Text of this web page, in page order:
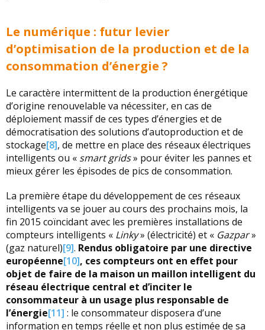
Le numérique : futur levier
d’optimisation de la production et de la
consommation d’énergie ?
Le caractère intermittent de la production énergétique
d’origine renouvelable va nécessiter, en cas de
déploiement massif de ces types d’énergies et de
démocratisation des solutions d’autoproduction et de
stockage[8], de mettre en place des réseaux électriques
intelligents ou « smart grids» pour éviter les pannes et
mieux gérer les épisodes de pics de consommation.
La première étape du développement de ces réseaux
intelligents va se jouer au cours des prochains mois, la
fin 2015 coïncidant avec les premières installations de
compteurs intelligents « Linky» (électricité) et « Gazpar»
(gaz naturel)[9]. Rendus obligatoire par une directive
européenne[10], ces compteurs ont en effet pour
objet de faire de la maison un maillon intelligent du
réseau électrique central et d’inciter le
consommateur à un usage plus responsable de
l’énergie[11] : le consommateur disposera d’une
information en temps réelle et non plus estimée de sa